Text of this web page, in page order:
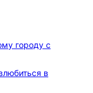
городу с
в